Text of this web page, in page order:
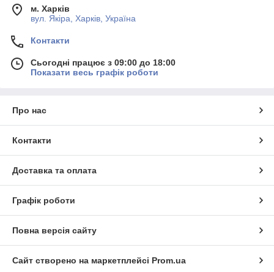
м. Харків
вул. Якіра, Харків, Україна
Контакти
Сьогодні працює з 09:00 до 18:00
Показати весь графік роботи
Про нас
Контакти
Доставка та оплата
Графік роботи
Повна версія сайту
Сайт створено на маркетплейсі Prom.ua